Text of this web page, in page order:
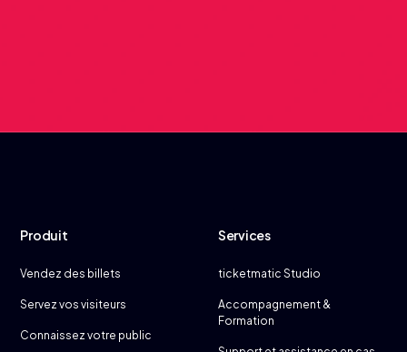
Produit
Vendez des billets
Servez vos visiteurs
Connaissez votre public
Services
ticketmatic Studio
Accompagnement &
Formation